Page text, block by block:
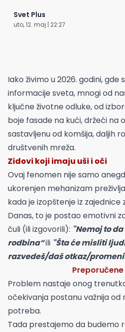
Svet Plus
uto, 12. maj | 22:27
Iako živimo u 2026. godini,
informacije sveta, mnogi od
ključne životne odluke, od
boje fasade na kući, držeći na
sastavljenu od komšija, daljih
društvenih mreža.
Zidovi koji imaju uši i oči
Ovaj fenomen nije samo
ukorenjen mehanizam
kada je izopštenje iz
Danas, to je postao emotivni
čuli (ili izgovorili): "Nemoj to
rodbina“ili "Šta će misliti
razvedeš/daš otkaz/
Problem nastaje onog
očekivanja postanu važnija od
potreba.
Tada prestajemo da budemo